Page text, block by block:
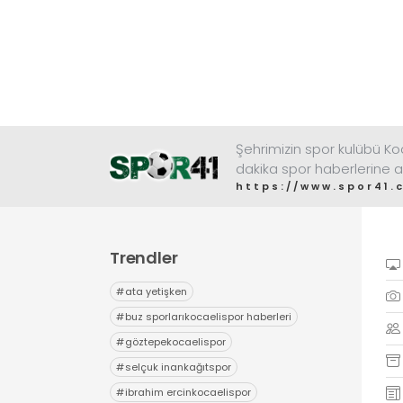
Şehrimizin spor kulübü
dakika spor haberlerine
https://
Trendler
#ata yetişken
#buz sporlarıkocaelispor haberleri
#göztepekocaelispor
#selçuk inankağıtspor
#ibrahim ercinkocaelispor